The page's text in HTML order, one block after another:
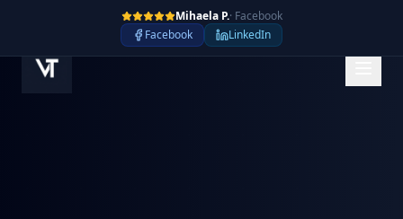
Mihaela P.· Facebook
Facebook
LinkedIn